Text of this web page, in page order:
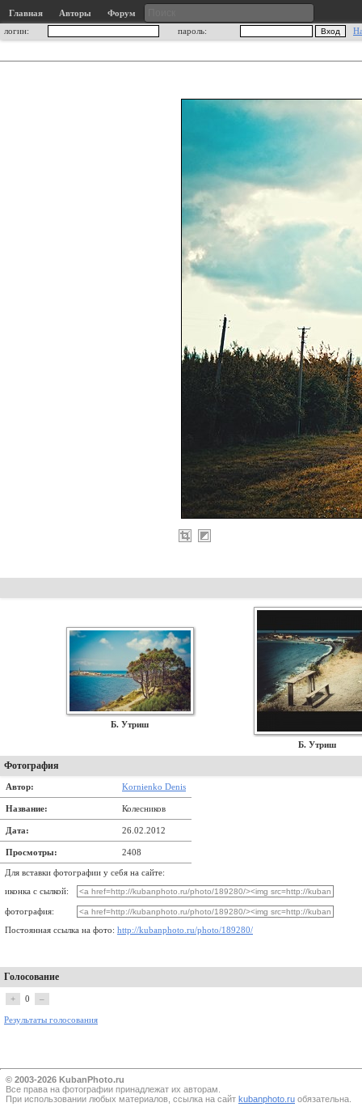
Главная Авторы
Форум
логин:
пароль:
Б. Утриш
Б. Утриш
Фотография
Автор: Kornienko Denis
Название: Колесников
Дата: 26.02.2012
Просмотры: 2408
Для вставки фотографии у себя на сайте:
иконка с сылкой:
фотография:
Постоянная ссылка на фото: http://kubanphoto.ru/photo/189280/
Голосование
+ 0 –
Результаты голосования
© 2003-2026 KubanPhoto.ru
Все прaва на фотографии принадлежат их авторам.
При использовании любых материалов, ссылка на сайт kubanphoto.ru обязательна.